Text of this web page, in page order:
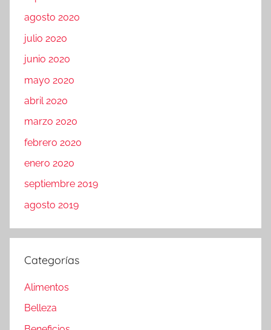
agosto 2020
julio 2020
junio 2020
mayo 2020
abril 2020
marzo 2020
febrero 2020
enero 2020
septiembre 2019
agosto 2019
Categorías
Alimentos
Belleza